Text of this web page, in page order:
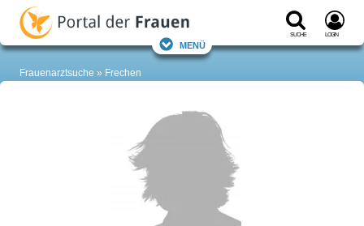
Suche Login
Menü
Frauenarztsuche Frechen